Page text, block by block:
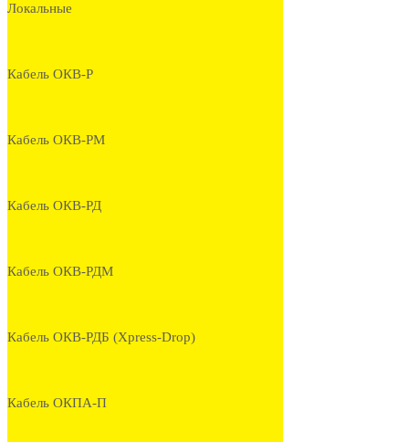
Локальные
Кабель ОКВ-Р
Кабель ОКВ-РМ
Кабель ОКВ-РД
Кабель ОКВ-РДМ
Кабель ОКВ-РДБ (Xpress-Drop)
Кабель ОКПА-П